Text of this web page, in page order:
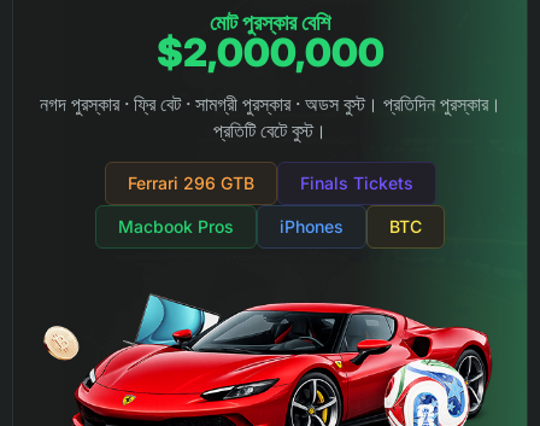
মোট পুরস্কার বেশি
$2,000,000
নগদ পুরস্কার · ফ্রি বেট · সামগ্রী পুরস্কার · অডস বুস্ট। প্রতিদিন পুরস্কার।
প্রতিটি বেটে বুস্ট।
Ferrari 296 GTB Finals Tickets
Macbook Pros iPhones BTC